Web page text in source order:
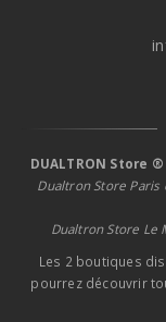
DUALTRON Store ®
Dualtron Store Paris
Dualtron Store Le
Les 2 boutiques
pourrez découvrir